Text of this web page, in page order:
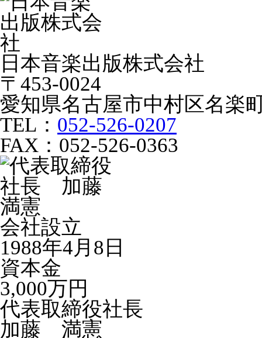
日本音楽出版株式会社
〒453-0024
愛知県名古屋市中村区名楽
TEL： 052-526-0207
FAX：052-526-0363
会社設立
1988年4月8日
資本金
3,000万円
代表取締役社長
加藤 満憲